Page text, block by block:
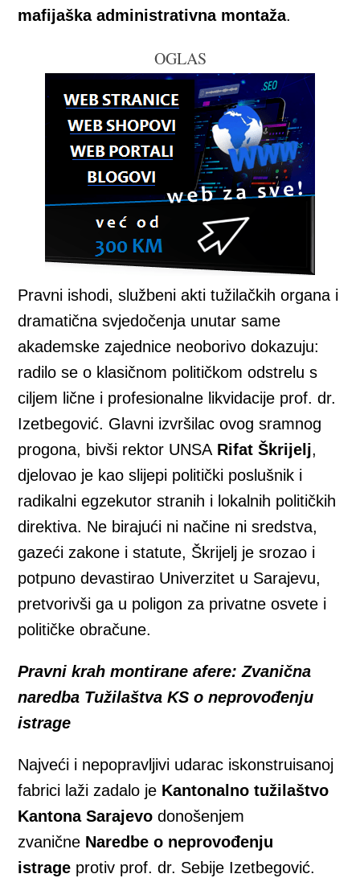
mafijaška administrativna montaža.
OGLAS
Pravni ishodi, službeni akti tužilačkih organa i
dramatična svjedočenja unutar same
akademske zajednice neoborivo dokazuju:
radilo se o klasičnom političkom odstrelu s
ciljem lične i profesionalne likvidacije prof. dr.
Izetbegović. Glavni izvršilac ovog sramnog
progona, bivši rektor UNSA Rifat Škrijelj,
djelovao je kao slijepi politički poslušnik i
radikalni egzekutor stranih i lokalnih političkih
direktiva. Ne birajući ni načine ni sredstva,
gazeći zakone i statute, Škrijelj je srozao i
potpuno devastirao Univerzitet u Sarajevu,
pretvorivši ga u poligon za privatne osvete i
političke obračune.
Pravni krah montirane afere: Zvanična
naredba Tužilaštva KS o neprovođenju
istrage
Najveći i nepopravljivi udarac iskonstruisanoj
fabrici laži zadalo je Kantonalno tužilaštvo
Kantona Sarajevo donošenjem
zvanične Naredbe o neprovođenju
istrage protiv prof. dr. Sebije Izetbegović.